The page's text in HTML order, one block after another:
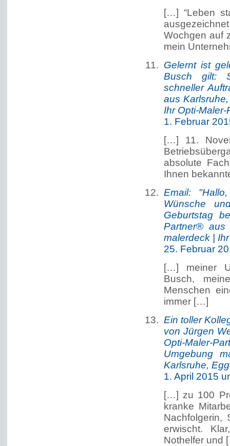
[…] “Leben
Wochgen auf
mein
Gelernt ist
Busch gilt:
schneller
aus
Ihr Opti-
1. Februar
[…] 11.
absolute
Ihnen
Email:
Wünsche
Geburtstag
Partner® aus
malerdeck |
25. Februar
[…] meiner
Busch,
Menschen
immer […]
Ein toller
von Jürgen
Opti-Maler-
Umgebung
Karlsruhe,
1. April 2015
[…] zu 100
kranke
Nachfolgerin,
erwischt.
Nothelfer und